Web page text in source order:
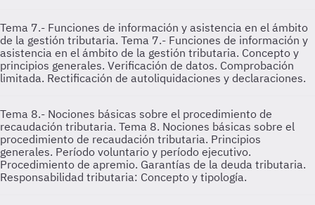
Tema 7.- Funciones de información y asistencia en el ámbito
de la gestión tributaria. Tema 7.- Funciones de información y
asistencia en el ámbito de la gestión tributaria. Concepto y
principios generales. Verificación de datos. Comprobación
limitada. Rectificación de autoliquidaciones y declaraciones.
Tema 8.- Nociones básicas sobre el procedimiento de
recaudación tributaria. Tema 8. Nociones básicas sobre el
procedimiento de recaudación tributaria. Principios
generales. Período voluntario y período ejecutivo.
Procedimiento de apremio. Garantías de la deuda tributaria.
Responsabilidad tributaria: Concepto y tipología.